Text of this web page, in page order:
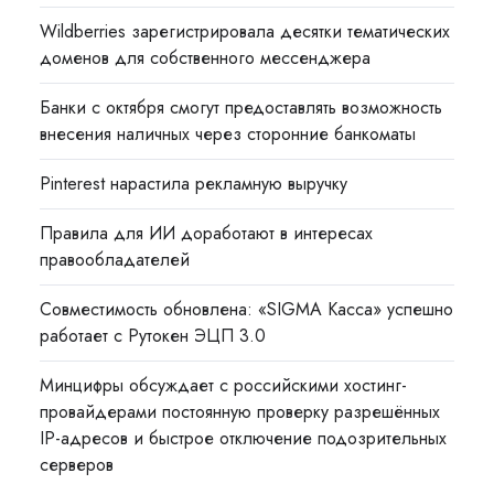
Wildberries зарегистрировала десятки тематических
доменов для собственного мессенджера
Банки с октября смогут предоставлять возможность
внесения наличных через сторонние банкоматы
Pinterest нарастила рекламную выручку
Правила для ИИ доработают в интересах
правообладателей
Совместимость обновлена: «SIGMA Касса» успешно
работает с Рутокен ЭЦП 3.0
Минцифры обсуждает с российскими хостинг-
провайдерами постоянную проверку разрешённых
IP-адресов и быстрое отключение подозрительных
серверов